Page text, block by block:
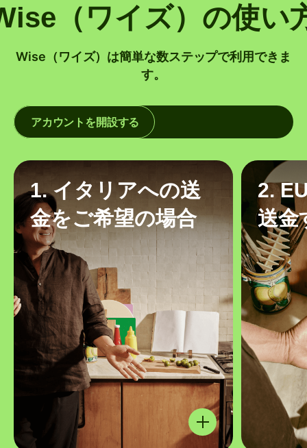
（ワイズ）の使い
Wise（ワイズ）は簡単な数ステップで利用できま
す。
アカウントを開設する
1. イタリアへの送
金をご希望の場合
2.
送金